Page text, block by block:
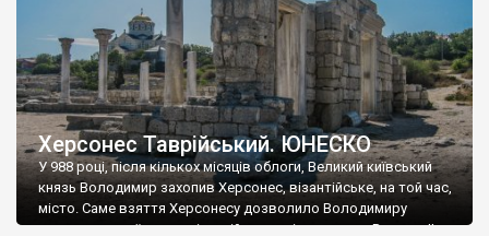
Херсонес Таврійський. ЮНЕСКО
У 988 році, після кількох місяців облоги, Великий київський
князь Володимир захопив Херсонес, візантійське, на той час,
місто. Саме взяття Херсонесу дозволило Володимиру
диктувати свої умови візантійському імператору Василю ІІ, та